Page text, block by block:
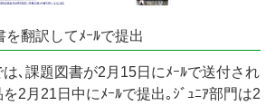
翻訳してﾒｰﾙで提出
は､課題図書が2月15日にﾒｰﾙで送付され
2月21日中にﾒｰﾙで提出｡ｼﾞｭﾆｱ部門は2